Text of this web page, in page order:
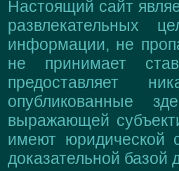
Настоящий сайт
развлекательных
информации, не
не принимает
предоставляет
опубликованные
выражающей
имеют юридической
доказательной базой